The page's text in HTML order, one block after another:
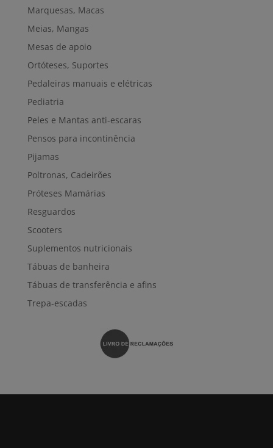
Marquesas, Macas
Meias, Mangas
Mesas de apoio
Ortóteses, Suportes
Pedaleiras manuais e elétricas
Pediatria
Peles e Mantas anti-escaras
Pensos para incontinência
Pijamas
Poltronas, Cadeirões
Próteses Mamárias
Resguardos
Scooters
Suplementos nutricionais
Tábuas de banheira
Tábuas de transferência e afins
Trepa-escadas